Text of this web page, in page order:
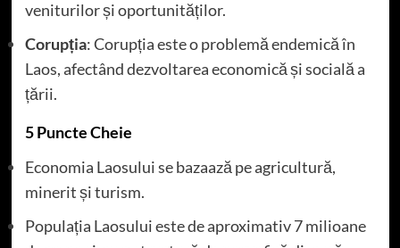
veniturilor și oportunităților.
Corupția: Corupția este o problemă endemică în
Laos, afectând dezvoltarea economică și socială a
țării.
5 Puncte Cheie
Economia Laosului se bazaază pe agricultură,
minerit și turism.
Populația Laosului este de aproximativ 7 milioane